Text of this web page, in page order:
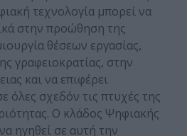
τεχνολογία μπορεί να
στην προώθηση της
θέσεων εργασίας,
γραφειοκρατίας, στην
και να επιφέρει
όλες σχεδόν τις πτυχές της
Ο κλάδος Ψηφιακής
ηγηθεί σε αυτή την